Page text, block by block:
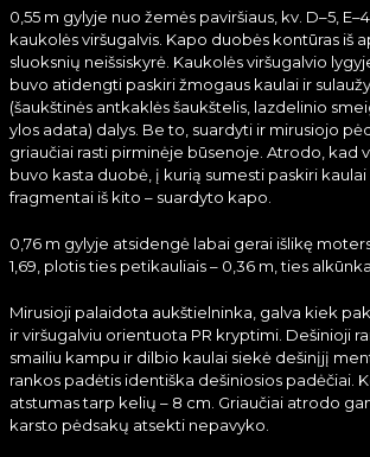
0,55 m gylyje nuo žemės paviršiaus, kv. D–5,
kaukolės viršugalvis. Kapo duobės kontūras iš
sluoksnių neišsiskyrė. Kaukolės viršugalvio
buvo atidengti paskiri žmogaus kaulai ir
(šaukštinės antkaklės šaukštelis, lazdelinio
ylos adata) dalys. Be to, suardyti ir mirusiojo
griaučiai rasti pirminėje būsenoje. Atrodo, kad
buvo kasta duobė, į kurią sumesti paskiri
fragmentai iš kito – suardyto kapo.
0,76 m gylyje atsidengė labai gerai išlikę
1,69, plotis ties petikauliais – 0,36 m, ties
Mirusioji palaidota aukštielninka, galva kiek
ir viršugalviu orientuota PR kryptimi. Dešinioji
smailiu kampu ir dilbio kaulai siekė dešinįjį
rankos padėtis identiška dešiniosios padėčiai.
atstumas tarp kelių – 8 cm. Griaučiai atrodo
karsto pėdsakų atsekti nepavyko.